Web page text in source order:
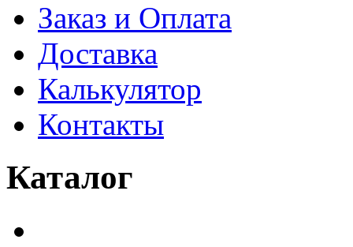
Заказ и Оплата
Доставка
Калькулятор
Контакты
Каталог